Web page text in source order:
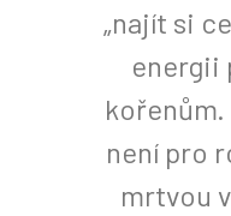
„najít si
energii
kořenům.
není pro
mrtvou